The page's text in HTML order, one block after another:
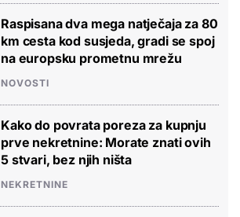
Raspisana dva mega natječaja za 80
km cesta kod susjeda, gradi se spoj
na europsku prometnu mrežu
NOVOSTI
Kako do povrata poreza za kupnju
prve nekretnine: Morate znati ovih
5 stvari, bez njih ništa
NEKRETNINE